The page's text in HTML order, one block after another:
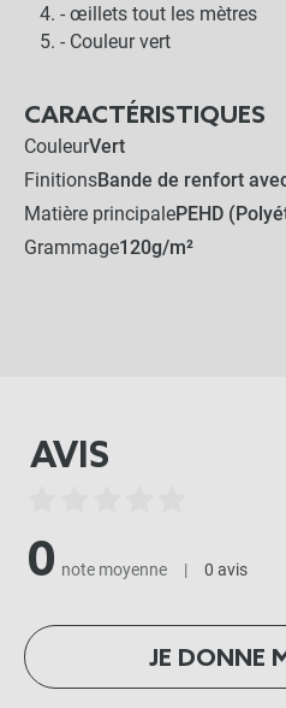
- œillets tout les mètres
- Couleur vert
CARACTÉRISTIQUES
CouleurVert
FinitionsBande de renfort
Matière principalePEHD
Grammage120g/m²
AVIS
0 note moyenne | 0 avis
JE DONNE